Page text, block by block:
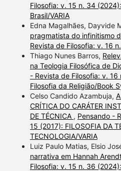
Filosofia: v. 15 n. 34
Brasil/VARIA
Edna Magalhães, Dayvide
pragmatista do infinitismo
Revista de Filosofia: v. 16
Thiago Nunes Barros,
na Teologia Filosófica de
- Revista de Filosofia: v.
Filosofia da Religião/Book
Celso Candido Azambuja,
CRÍTICA DO CARÁTER
DE TÉCNICA , Pensando -
15 (2017): FILOSOFIA DA
TECNOLOGIA/VARIA
Luiz Paulo Matias, Elsio
narrativa em Hannah
Filosofia: v. 15 n. 36